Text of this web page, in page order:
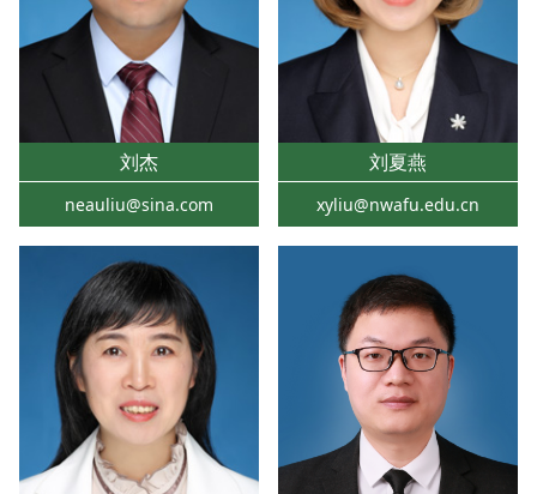
刘杰
neauliu@sina.com
刘夏燕
xyliu@nwafu.edu.cn